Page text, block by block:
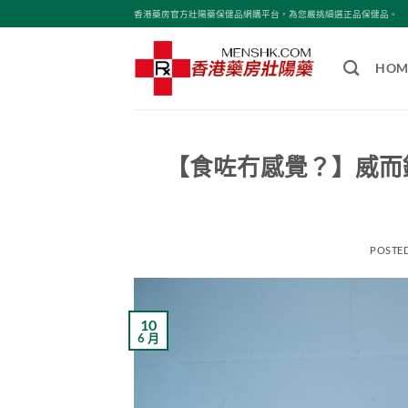
to
香港藥房官方壯陽藥保健品網購平台，為您嚴挑細選正品保健品。
【食咗冇感覺？】威
10
6 月